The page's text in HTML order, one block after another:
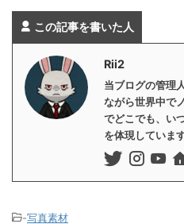
この記事を書いた人
Rii2
当ブログの管理
ながら世界中で
でどこでも、い
を体現しています
-写真素材